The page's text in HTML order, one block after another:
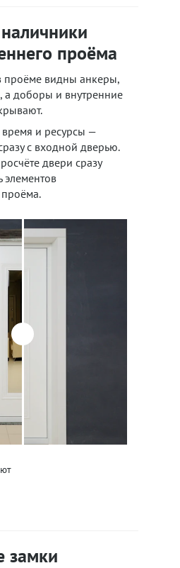
проёма
проёме видны анкеры,
а доборы и внутренние
время и ресурсы —
с входной дверью.
двери сразу
элементов
замки